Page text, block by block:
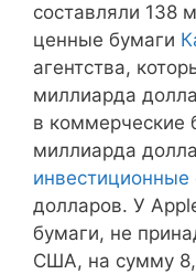
составляли 138
ценные бумаги
агентства,
миллиарда
в коммерческие
миллиарда
долларов. У
бумаги, не
США, на сумму